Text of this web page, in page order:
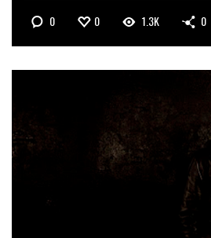
0 0 1.3K 0